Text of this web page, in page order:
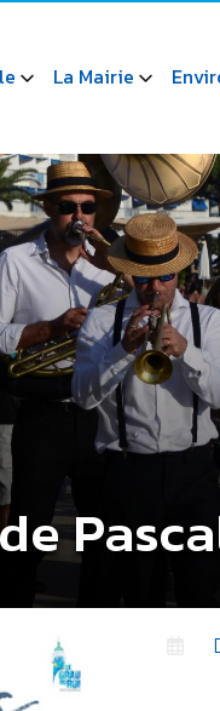
La Mairie